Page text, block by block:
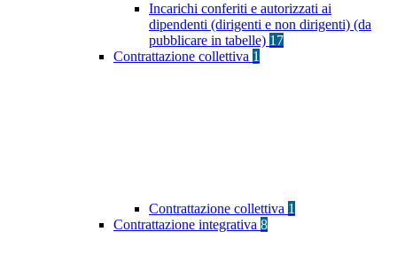
Incarichi conferiti e autorizzati ai
dipendenti (dirigenti e non dirigenti) (da
pubblicare in tabelle) 17
Contrattazione collettiva 1
Contrattazione collettiva 1
Contrattazione integrativa 8